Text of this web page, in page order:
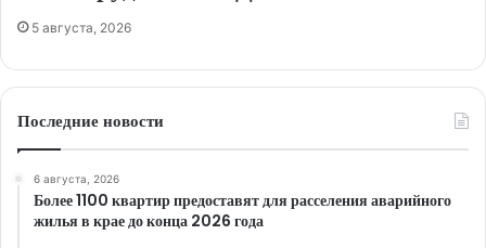
5 августа, 2026
Последние новости
6 августа, 2026
Более 1100 квартир предоставят для расселения аварийного
жилья в крае до конца 2026 года